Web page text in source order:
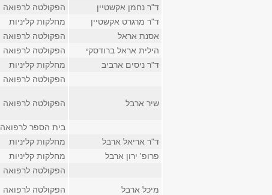
ד"ר נחמן אקשטיין
הפקולטה לרפואה
ד"ר מרגרט אקשטיין
מחלקות קליניות
אסנת אראל
הפקולטה לרפואה
הילית אראל ברודסקי
הפקולטה לרפואה
ד"ר ניסים ארביב
מחלקות קליניות
הפקולטה לרפואה
שיר ארבל הפקולטה לרפואה
בית הספר לרפואה
ד"ר אריאל ארבל
מחלקות קליניות
פרופ' ירון ארבל
מחלקות קליניות
הפקולטה לרפואה
מיכל ארבל
הפקולטה לרפואה